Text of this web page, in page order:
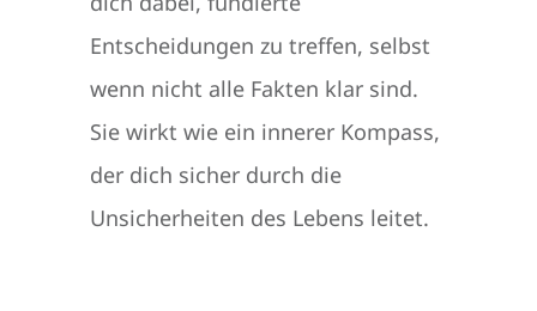
Entscheidungen zu treffen, selbst
wenn nicht alle Fakten klar sind.
Sie wirkt wie ein innerer Kompass,
der dich sicher durch die
Unsicherheiten des Lebens leitet.